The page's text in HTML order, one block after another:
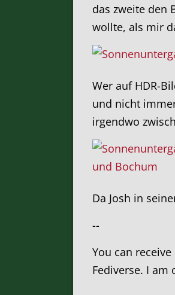
das zweite den
wollte, als mir
Wer auf HDR-
und nicht
irgendwo
Da Josh in
--
You can
Fediverse. I am